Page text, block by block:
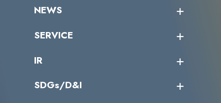
トップメッセージ
ミッション／ビジョン
パートナー企業一覧
NEWS
サイバーニュース
SERVICE
カテゴリー別サービス一覧
IR
IRカレンダー
SDGs/D&I